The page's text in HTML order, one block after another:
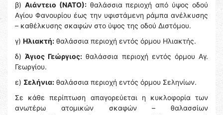
β) Αιάντειο (ΝΑΤΟ):θαλάσσια περιοχή από ύψος οδού
Αγίου Φανουρίου έως την υφιστάμενη ράμπα ανέλκυσης
– καθέλκυσης σκαφών στο ύψος της οδού Διστόμου.
γ) Ηλιακτή: θαλάσσια περιοχή εντός όρμου Ηλιακτής.
δ)Άγιος Γεώργιος: θαλάσσια περιοχή εντός όρμου Αγ.
Γεωργίου.
ε) Σελήνια: θαλάσσια περιοχή εντός όρμου Σεληνίων.
Σε κάθε περίπτωση απαγορεύεται η κυκλοφορία των
ανωτέρω ατομικών σκαφών – θαλασσίων